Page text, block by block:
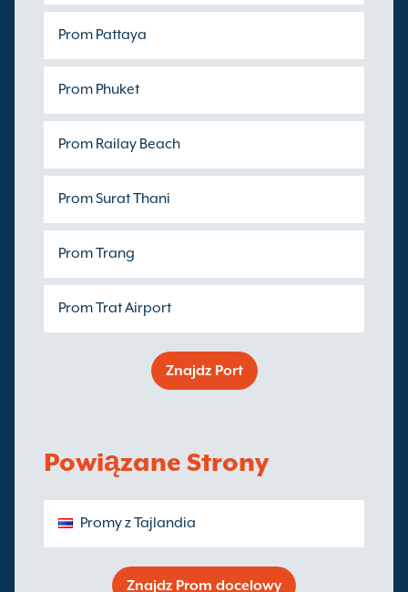
Prom Pattaya
Prom Phuket
Prom Railay Beach
Prom Surat Thani
Prom Trang
Prom Trat Airport
Znajdz Port
Powiązane Strony
Promy z Tajlandia
Znajdz Prom docelowy